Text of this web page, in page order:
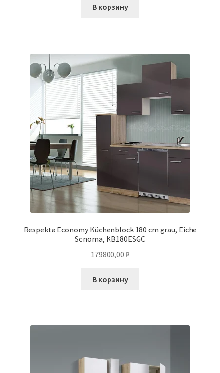
В корзину
Respekta Economy Küchenblock 180 cm grau, Eiche
Sonoma, KB180ESGC
179800,00 ₽
В корзину